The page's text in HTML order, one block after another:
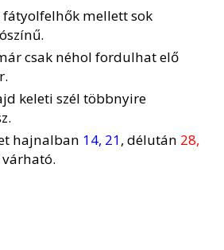
fátyolfelhők mellett sok
csak néhol fordulhat elő
keleti szél többnyire
hajnalban 14, 21, délután 28,